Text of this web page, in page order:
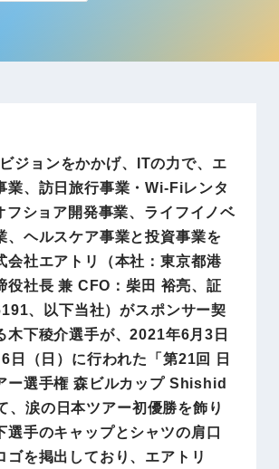
ジョンをかかげ、ITの力で、エ
業、訪日旅行事業・Wi-Fiレンタ
フショア開発事業、ライフイノベ
、ヘルスケア事業と投資事業を
会社エアトリ（本社：東京都港
役社長 兼 CFO：柴田 裕亮、証
、以下当社）がスポンサー契
木下稜介選手が、2021年6月3日
6日（日）に行われた「第21回 日
ー選手権 森ビルカップ Shishid
、涙の日本ツアー初優勝を飾り
選手のキャップとシャツの肩口
ゴを掲出しており、エアトリ